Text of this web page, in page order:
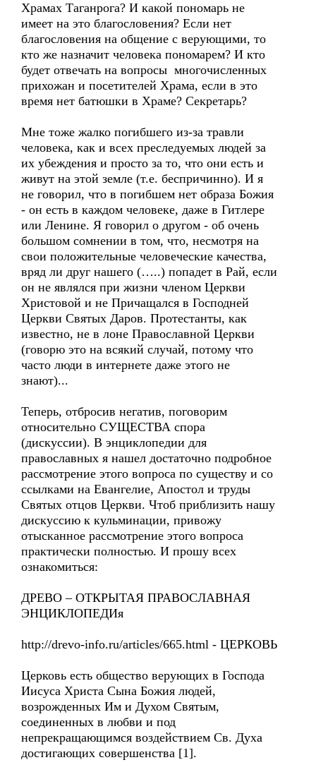
Храмах Таганрога? И какой пономарь не
имеет на это благословения? Если нет
благословения на общение с верующими, то
кто же назначит человека пономарем? И кто
будет отвечать на вопросы многочисленных
прихожан и посетителей Храма, если в это
время нет батюшки в Храме? Секретарь?
Мне тоже жалко погибшего из-за травли
человека, как и всех преследуемых людей за
их убеждения и просто за то, что они есть и
живут на этой земле (т.е. беспричинно). И я
не говорил, что в погибшем нет образа Божия
- он есть в каждом человеке, даже в Гитлере
или Ленине. Я говорил о другом - об очень
большом сомнении в том, что, несмотря на
свои положительные человеческие качества,
вряд ли друг нашего (…..) попадет в Рай, если
он не являлся при жизни членом Церкви
Христовой и не Причащался в Господней
Церкви Святых Даров. Протестанты, как
известно, не в лоне Православной Церкви
(говорю это на всякий случай, потому что
часто люди в интернете даже этого не
знают)...
Теперь, отбросив негатив, поговорим
относительно СУЩЕСТВА спора
(дискуссии). В энциклопедии для
православных я нашел достаточно подробное
рассмотрение этого вопроса по существу и со
ссылками на Евангелие, Апостол и труды
Святых отцов Церкви. Чтоб приблизить нашу
дискуссию к кульминации, привожу
отысканное рассмотрение этого вопроса
практически полностью. И прошу всех
ознакомиться:
ДРЕВО – ОТКРЫТАЯ ПРАВОСЛАВНАЯ
ЭНЦИКЛОПЕДИя
http://drevo-info.ru/articles/665.html - ЦЕРКОВЬ
Церковь есть общество верующих в Господа
Иисуса Христа Сына Божия людей,
возрожденных Им и Духом Святым,
соединенных в любви и под
непрекращающимся воздействием Св. Духа
достигающих совершенства [1].